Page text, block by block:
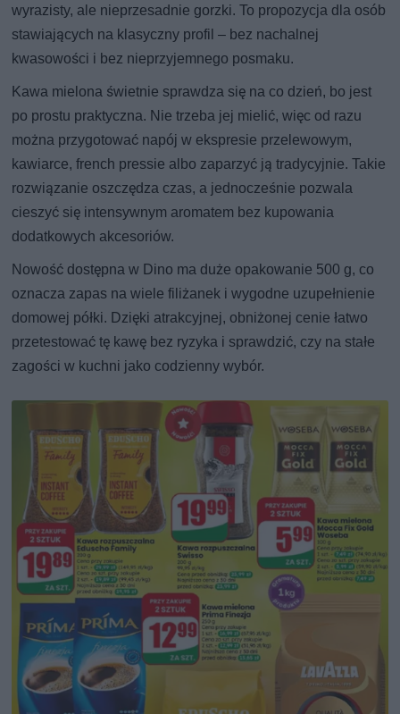
wyrazisty, ale nieprzesadnie gorzki. To propozycja dla osób
stawiających na klasyczny profil – bez nachalnej
kwasowości i bez nieprzyjemnego posmaku.
Kawa mielona świetnie sprawdza się na co dzień, bo jest
po prostu praktyczna. Nie trzeba jej mielić, więc od razu
można przygotować napój w ekspresie przelewowym,
kawiarce, french pressie albo zaparzyć ją tradycyjnie. Takie
rozwiązanie oszczędza czas, a jednocześnie pozwala
cieszyć się intensywnym aromatem bez kupowania
dodatkowych akcesoriów.
Nowość dostępna w Dino ma duże opakowanie 500 g, co
oznacza zapas na wiele filiżanek i wygodne uzupełnienie
domowej półki. Dzięki atrakcyjnej, obniżonej cenie łatwo
przetestować tę kawę bez ryzyka i sprawdzić, czy na stałe
zagości w kuchni jako codzienny wybór.